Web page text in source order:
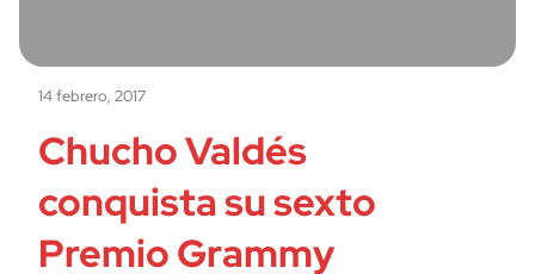
14 febrero, 2017
Chucho Valdés
conquista su sexto
Premio Grammy